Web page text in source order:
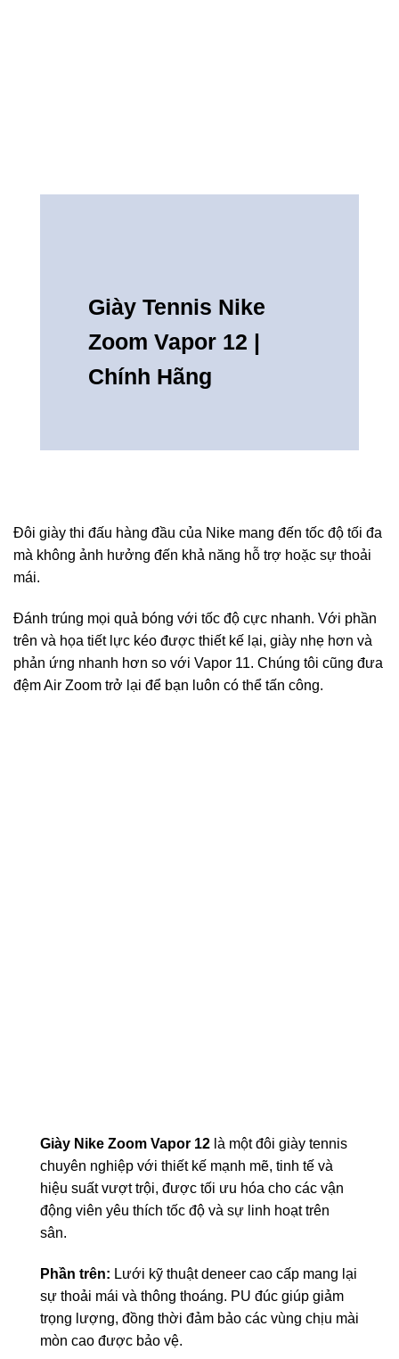
Giày Tennis Nike
Zoom Vapor 12 |
Chính Hãng
Đôi giày thi đấu hàng đầu của Nike mang đến tốc độ tối đa
mà không ảnh hưởng đến khả năng hỗ trợ hoặc sự thoải
mái.
Đánh trúng mọi quả bóng với tốc độ cực nhanh. Với phần
trên và họa tiết lực kéo được thiết kế lại, giày nhẹ hơn và
phản ứng nhanh hơn so với Vapor 11. Chúng tôi cũng đưa
đệm Air Zoom trở lại để bạn luôn có thể tấn công.
Giày Nike Zoom Vapor 12 là một đôi giày tennis
chuyên nghiệp với thiết kế mạnh mẽ, tinh tế và
hiệu suất vượt trội, được tối ưu hóa cho các vận
động viên yêu thích tốc độ và sự linh hoạt trên
sân.
Phần trên: Lưới kỹ thuật deneer cao cấp mang lại
sự thoải mái và thông thoáng. PU đúc giúp giảm
trọng lượng, đồng thời đảm bảo các vùng chịu mài
mòn cao được bảo vệ.